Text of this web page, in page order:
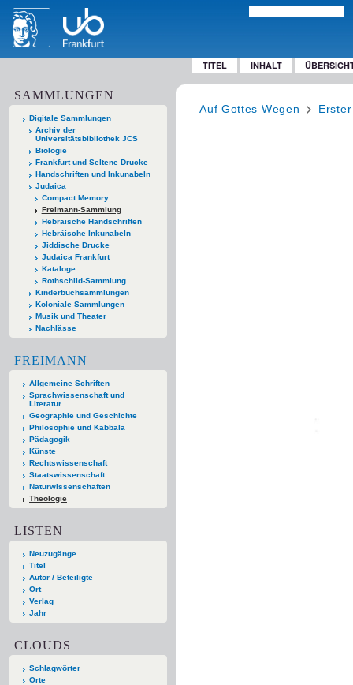
TITEL INHALT
SAMMLUNGEN
Digitale Sammlungen
Archiv der
Universitätsbibliothek JCS
Biologie
Frankfurt und Seltene Drucke
Handschriften und Inkunabeln
Judaica
Compact Memory
Freimann-Sammlung
Hebräische Handschriften
Hebräische Inkunabeln
Jiddische Drucke
Judaica Frankfurt
Kataloge
Rothschild-Sammlung
Kinderbuchsammlungen
Koloniale Sammlungen
Musik und Theater
Nachlässe
FREIMANN
Allgemeine Schriften
Sprachwissenschaft und
Literatur
Geographie und Geschichte
Philosophie und Kabbala
Pädagogik
Künste
Rechtswissenschaft
Staatswissenschaft
Naturwissenschaften
Theologie
LISTEN
Neuzugänge
Titel
Autor / Beteiligte
Ort
Verlag
Jahr
CLOUDS
Schlagwörter
Orte
Auf Gottes Wegen